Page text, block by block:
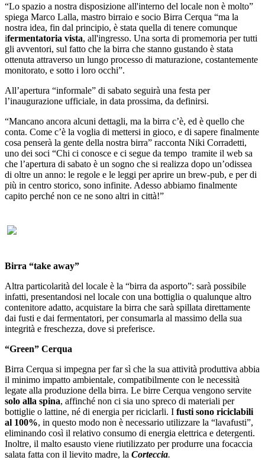
“Lo spazio a nostra disposizione all'interno del locale non è molto”
spiega Marco Lalla, mastro birraio e socio Birra Cerqua “ma la
nostra idea, fin dal principio, è stata quella di tenere comunque
ifermentatoria vista, all'ingresso. Una sorta di promemoria per tutti
gli avventori, sul fatto che la birra che stanno gustando è stata
ottenuta attraverso un lungo processo di maturazione, costantemente
monitorato, e sotto i loro occhi”.
All’apertura “informale” di sabato seguirà una festa per
l’inaugurazione ufficiale, in data prossima, da definirsi.
“Mancano ancora alcuni dettagli, ma la birra c’è, ed è quello che
conta. Come c’è la voglia di mettersi in gioco, e di sapere finalmente
cosa penserà la gente della nostra birra” racconta Niki Corradetti,
uno dei soci “Chi ci conosce e ci segue da tempo tramite il web sa
che l’apertura di sabato è un sogno che si realizza dopo un’odissea
di oltre un anno: le regole e le leggi per aprire un brew-pub, e per di
più in centro storico, sono infinite. Adesso abbiamo finalmente
capito perché non ce ne sono altri in città!”
Birra “take away”
Altra particolarità del locale è la “birra da asporto”: sarà possibile
infatti, presentandosi nel locale con una bottiglia o qualunque altro
contenitore adatto, acquistare la birra che sarà spillata direttamente
dai fusti e dai fermentatori, per consumarla al massimo della sua
integrità e freschezza, dove si preferisce.
“Green” Cerqua
Birra Cerqua si impegna per far sì che la sua attività produttiva abbia
il minimo impatto ambientale, compatibilmente con le necessità
legate alla produzione della birra. Le birre Cerqua vengono servite
solo alla spina, affinché non ci sia uno spreco di materiali per
bottiglie o lattine, né di energia per riciclarli. I fusti sono riciclabili
al 100%, in questo modo non è necessario utilizzare la “lavafusti”,
eliminando così il relativo consumo di energia elettrica e detergenti.
Inoltre, il malto esausto viene riutilizzato per produrre una focaccia
salata fatta con il lievito madre, la Corteccia.